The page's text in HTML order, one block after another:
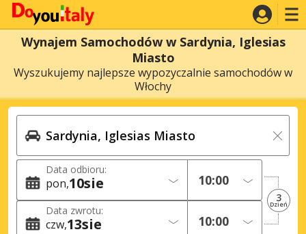
Wynajem Samochodów w Sardynia, Iglesias
Miasto
Wyszukujemy najlepsze wypozyczalnie samochodów w
Włochy
Data odbioru:
pon 10sie
Data zwrotu:
czw 13sie
3
Dzień